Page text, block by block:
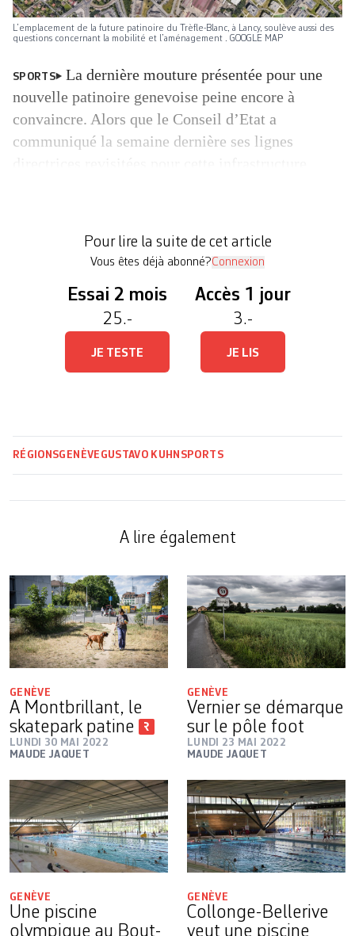
L’emplacement de la future patinoire du Trèfle-Blanc, à Lancy, soulève aussi des
questions concernant la mobilité et l’aménagement . GOOGLE MAP
SPORTS
La dernière mouture présentée pour une
nouvelle patinoire genevoise peine encore à
convaincre. Alors que le Conseil d’Etat a
communiqué la semaine dernière ses lignes
somme articulée […]
Pour lire la suite de cet article
Vous êtes déjà abonné?Connexion
Essai 2 mois
25.-
JE TESTE
Accès 1 jour
3.-
JE LIS
RÉGIONSGENÈVE GUSTAVO KUHN SPORTS
A lire également
GENÈVE
A Montbrillant, le
skatepark patine
LUNDI 30 MAI 2022
MAUDE JAQUET
GENÈVE
Vernier se démarque
sur le pôle foot
LUNDI 23 MAI 2022
MAUDE JAQUET
GENÈVE
Une piscine
olympique au Bout-
GENÈVE
Collonge-Bellerive
veut une piscine